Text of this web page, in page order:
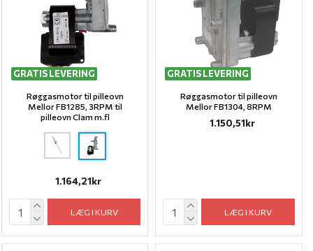
GRATIS LEVERING
Røggasmotor til pilleovn
Mellor FB1285, 3RPM til
pilleovn Clam m.fl
1.164,21kr
LÆG I KURV
GRATIS LEVERING
Røggasmotor til pilleovn
Mellor FB1304, 8RPM
1.150,51kr
LÆG I KURV